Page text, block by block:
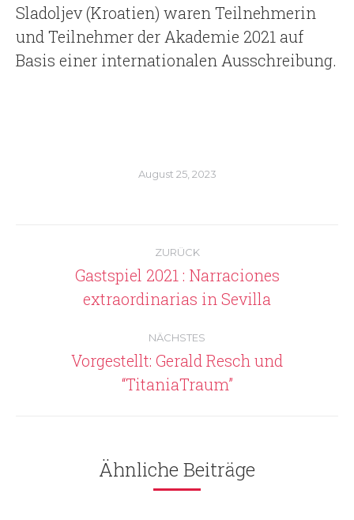
Sladoljev (Kroatien) waren Teilnehmerin
und Teilnehmer der Akademie 2021 auf
Basis einer internationalen Ausschreibung.
August 25, 2023
Kommentarnavigation
ZURÜCK
Vorheriger
Beitrag:
Gastspiel 2021 : Narraciones
extraordinarias in Sevilla
NÄCHSTES
Nächster
Beitrag:
Vorgestellt: Gerald Resch und
“TitaniaTraum”
Ähnliche Beiträge